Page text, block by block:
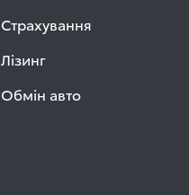
Страхування
Лізинг
Обмін авто